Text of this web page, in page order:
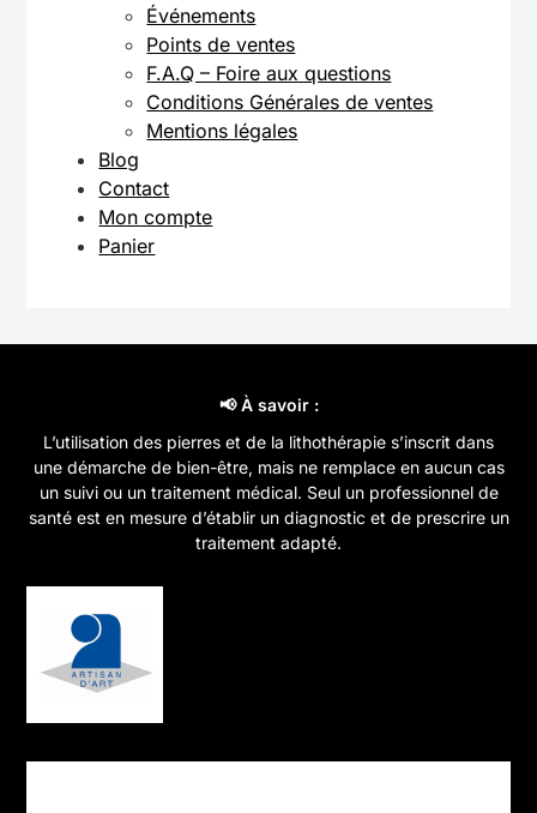
Événements
Points de ventes
F.A.Q – Foire aux questions
Conditions Générales de ventes
Mentions légales
Blog
Contact
Mon compte
Panier
📢 À savoir :
L’utilisation des pierres et de la lithothérapie s’inscrit dans
une démarche de bien-être, mais ne remplace en aucun cas
un suivi ou un traitement médical. Seul un professionnel de
santé est en mesure d’établir un diagnostic et de prescrire un
traitement adapté.